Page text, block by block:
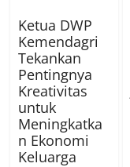
Ketua DWP
Kemendagri
Tekankan
Pentingnya
Kreativitas
untuk
Meningkatka
n Ekonomi
Keluarga